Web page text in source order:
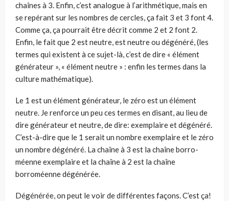
chaînes à 3. Enfin, c’est analogue à l’arithmétique, mais en
se repérant sur les nombres de cercles, ça fait 3 et 3 font 4.
Comme ça, ça pourrait être décrit comme 2 et 2 font 2.
Enfin, le fait que 2 est neutre, est neutre ou dégénéré, (les
termes qui existent à ce sujet-là, c’est de dire « élément
générateur », « élément neutre » : enfin les termes dans la
cul­ture mathématique).
Le 1 est un élément générateur, le zéro est un élément
neutre. Je ren­force un peu ces termes en disant, au lieu de
dire générateur et neutre, de dire: exemplaire et dégénéré.
C’est-à-dire que le 1 serait un nombre exem­plaire et le zéro
un nombre dégénéré. La chaîne à 3 est la chaîne borro­
méenne exemplaire et la chaîne à 2 est la chaîne
borroméenne dégénérée.
Dégénérée, on peut le voir de différentes façons. C’est ça!